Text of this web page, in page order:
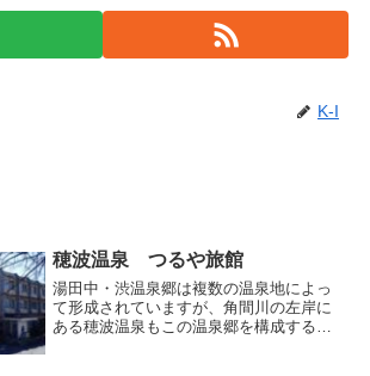
K-I
穂波温泉 つるや旅館
湯田中・渋温泉郷は複数の温泉地によっ
て形成されていますが、角間川の左岸に
ある穂波温泉もこの温泉郷を構成する温